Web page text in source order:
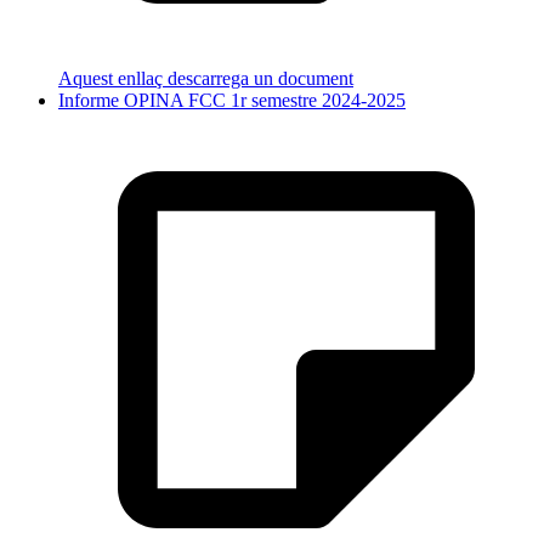
Aquest enllaç descarrega un document
Informe OPINA FCC 1r semestre 2024-2025